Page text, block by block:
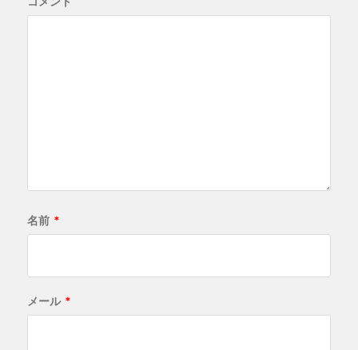
名前 *
メール *